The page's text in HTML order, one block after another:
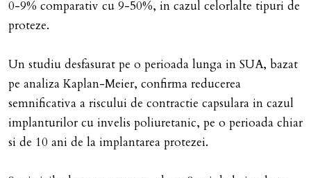
0-9% comparativ cu 9-50%, in cazul celorlalte tipuri de
proteze.
Un studiu desfasurat pe o perioada lunga in SUA, bazat
pe analiza Kaplan-Meier, confirma reducerea
semnificativa a riscului de contractie capsulara in cazul
implanturilor cu invelis poliuretanic, pe o perioada chiar
si de 10 ani de la implantarea protezei.